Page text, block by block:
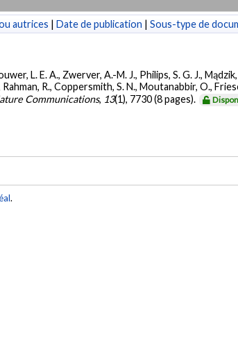
autrices | Date de publication | Sous-type de
L. E. A., Zwerver, A.-M. J., Philips, S. G. J.,
R., Coppersmith, S. N., Moutanabbir, O.,
Communications, 13(1), 7730 (8 pages).
.